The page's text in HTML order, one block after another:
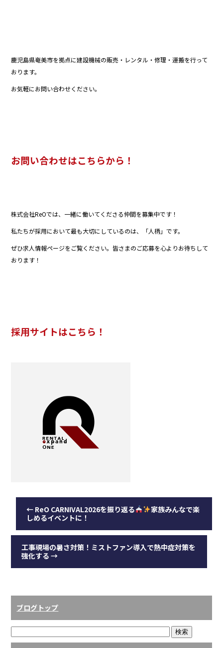
鹿児島県奄美市を拠点に建設機械の販売・レンタル・修理・運搬を行って
おります。
お気軽にお問い合わせください。
お問い合わせはこちらから！
株式会社ReOでは、一緒に働いてくださる仲間を募集中です！
私たちが採用において最も大切にしているのは、「人柄」です。
ぜひ求人情報ページをご覧ください。皆さまのご応募を心よりお待ちして
おります！
採用サイトはこちら！
← ReO CARNIVAL2026を振り返る
家族みんなで楽
しめるイベントに！
工事現場の暑さ対策！ミストファン導入で熱中症対策を
強化する→
ブログトップ